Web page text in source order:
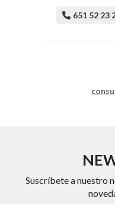
651 52 23
Suscríbete a nuestro